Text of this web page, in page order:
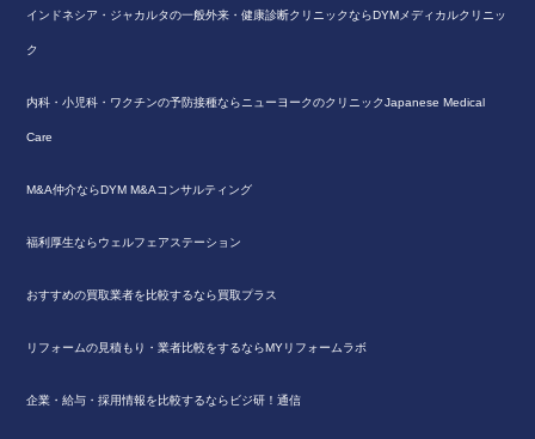
インドネシア・ジャカルタの一般外来・健康診断クリニックならDYMメディカルクリニッ
ク
内科・小児科・ワクチンの予防接種ならニューヨークのクリニックJapanese Medical
Care
M&A仲介ならDYM M&Aコンサルティング
福利厚生ならウェルフェアステーション
おすすめの買取業者を比較するなら買取プラス
リフォームの見積もり・業者比較をするならMYリフォームラボ
企業・給与・採用情報を比較するならビジ研！通信